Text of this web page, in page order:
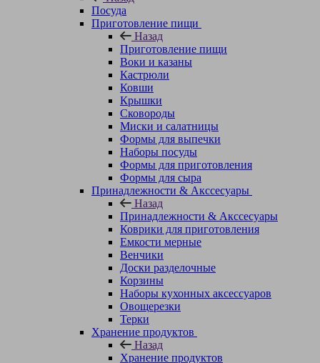
Посуда
Приготовление пищи
Назад
Приготовление пищи
Воки и казаны
Кастрюли
Ковши
Крышки
Сковороды
Миски и салатницы
Формы для выпечки
Наборы посуды
Формы для приготовления
Формы для сыра
Принадлежности & Акссесуары
Назад
Принадлежности & Акссесуары
Коврики для приготовления
Емкости мерные
Венчики
Доски разделочные
Корзины
Наборы кухонных аксессуаров
Овощерезки
Терки
Хранение продуктов
Назад
Хранение продуктов